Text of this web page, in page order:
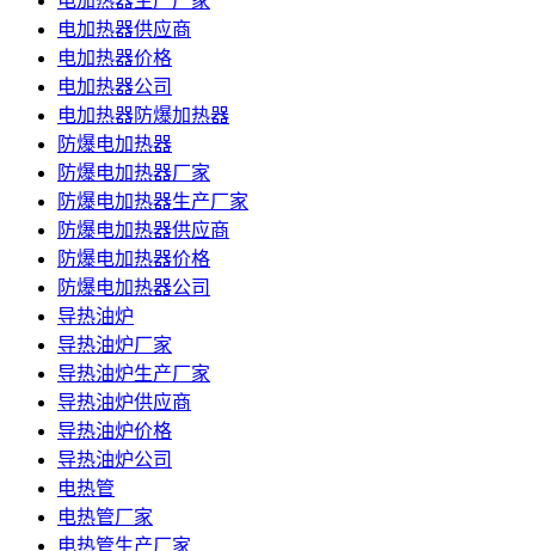
电加热器供应商
电加热器价格
电加热器公司
电加热器防爆加热器
防爆电加热器
防爆电加热器厂家
防爆电加热器生产厂家
防爆电加热器供应商
防爆电加热器价格
防爆电加热器公司
导热油炉
导热油炉厂家
导热油炉生产厂家
导热油炉供应商
导热油炉价格
导热油炉公司
电热管
电热管厂家
电热管生产厂家